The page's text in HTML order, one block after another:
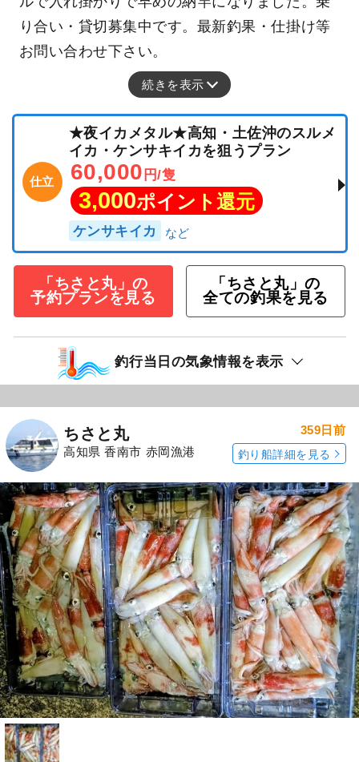
り合い・貸切募集中です。最新釣果・仕掛け等
お問い合わせ下さい。
続きを表示
仕立
★夜イカメタル★高知・土佐沖のスルメ
イカ・ケンサキイカを狙うプラン
60,000 円/隻
3,000ポイント還元
ケンサキイカ
「ちさと丸」の
予約プランを見る
「ちさと丸」の
全ての釣果を見る
釣行当日の気象情報を表示
ちさと丸
高知県 香南市 赤岡漁港
359日前
釣り船詳細を見る